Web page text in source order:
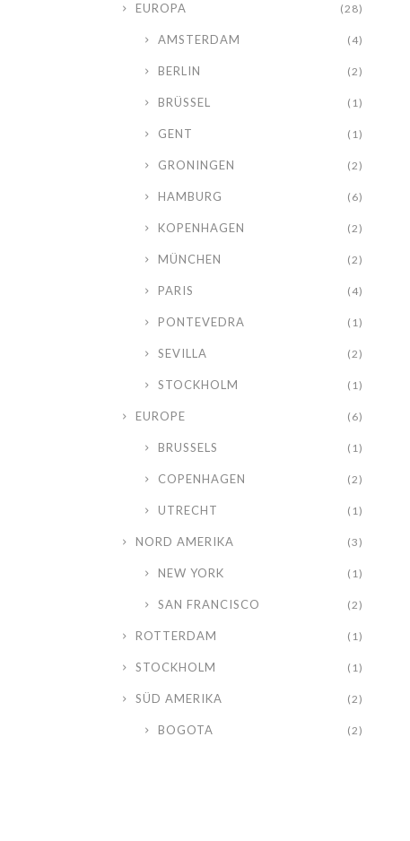
EUROPA (28)
AMSTERDAM (4)
BERLIN (2)
BRÜSSEL (1)
GENT (1)
GRONINGEN (2)
HAMBURG (6)
KOPENHAGEN (2)
MÜNCHEN (2)
PARIS (4)
PONTEVEDRA (1)
SEVILLA (2)
STOCKHOLM (1)
EUROPE (6)
BRUSSELS (1)
COPENHAGEN (2)
UTRECHT (1)
NORD AMERIKA (3)
NEW YORK (1)
SAN FRANCISCO (2)
ROTTERDAM (1)
STOCKHOLM (1)
SÜD AMERIKA (2)
BOGOTA (2)